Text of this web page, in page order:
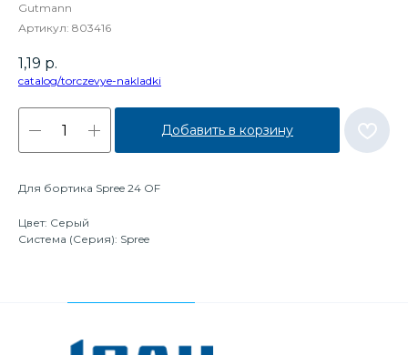
Gutmann
Артикул: 803416
1,19 р.
catalog/torczevye-nakladki
Добавить в корзину
Для бортика Spree 24 OF
Цвет: Серый
Система (Серия): Spree